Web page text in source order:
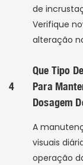
de
Verifique
alteração
4
Que Tipo
Para
Dosagem
A
visuais
operação